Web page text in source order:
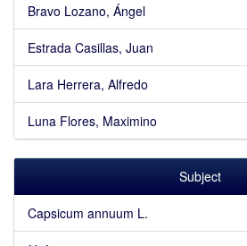
Bravo Lozano, Ángel
Estrada Casillas, Juan
Lara Herrera, Alfredo
Luna Flores, Maximino
Subject
Capsicum annuum L.